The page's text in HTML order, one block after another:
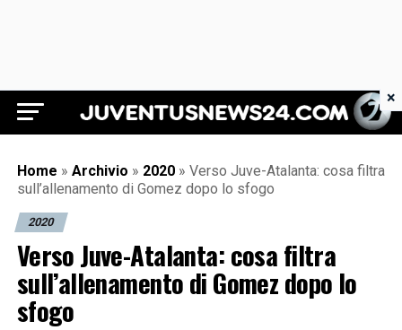
Juventus News 24
Home » Archivio » 2020 » Verso Juve-Atalanta: cosa filtra
sull’allenamento di Gomez dopo lo sfogo
2020
Verso Juve-Atalanta: cosa filtra
sull’allenamento di Gomez dopo lo
sfogo
×